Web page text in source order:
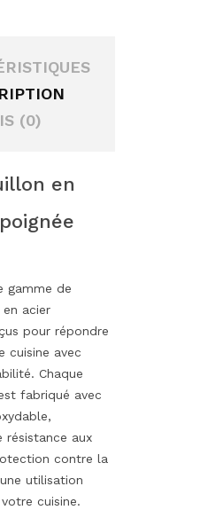
(0)
en
gamme de
acier
pour répondre
cuisine avec
Chaque
fabriqué avec
résistance aux
contre la
utilisation
cuisine.